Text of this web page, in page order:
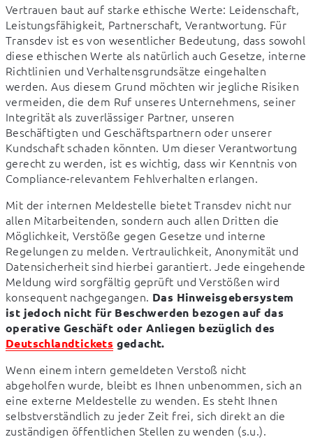
Vertrauen baut auf starke ethische Werte: Leidenschaft,
Leistungsfähigkeit, Partnerschaft, Verantwortung. Für
Transdev ist es von wesentlicher Bedeutung, dass sowohl
diese ethischen Werte als natürlich auch Gesetze, interne
Richtlinien und Verhaltensgrundsätze eingehalten
werden. Aus diesem Grund möchten wir jegliche Risiken
vermeiden, die dem Ruf unseres Unternehmens, seiner
Integrität als zuverlässiger Partner, unseren
Beschäftigten und Geschäftspartnern oder unserer
Kundschaft schaden könnten. Um dieser Verantwortung
gerecht zu werden, ist es wichtig, dass wir Kenntnis von
Compliance-relevantem Fehlverhalten erlangen.
Mit der internen Meldestelle bietet Transdev nicht nur
allen Mitarbeitenden, sondern auch allen Dritten die
Möglichkeit, Verstöße gegen Gesetze und interne
Regelungen zu melden. Vertraulichkeit, Anonymität und
Datensicherheit sind hierbei garantiert. Jede eingehende
Meldung wird sorgfältig geprüft und Verstößen wird
konsequent nachgegangen. Das Hinweisgebersystem
ist jedoch nicht für Beschwerden bezogen auf das
Deutschlandtickets gedacht.
Wenn einem intern gemeldeten Verstoß nicht
abgeholfen wurde, bleibt es Ihnen unbenommen, sich an
eine externe Meldestelle zu wenden. Es steht Ihnen
selbstverständlich zu jeder Zeit frei, sich direkt an die
zuständigen öffentlichen Stellen zu wenden (s.u.).